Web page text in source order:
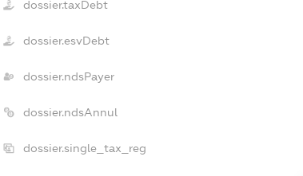
dossier.taxDebt
dossier.esvDebt
dossier.ndsPayer
dossier.ndsAnnul
dossier.single_tax_reg